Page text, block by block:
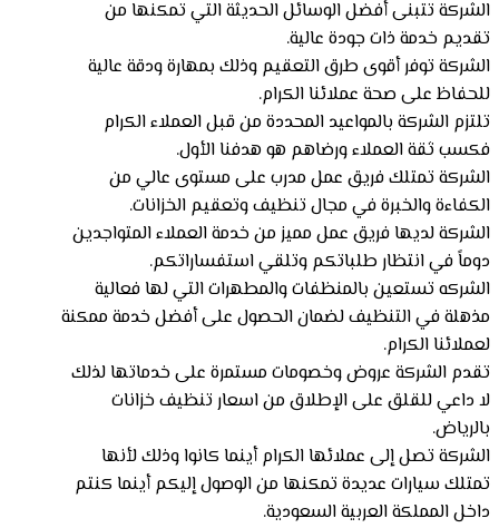
الشركة تتبنى أفضل الوسائل الحديثة التي تمكنها من
تقديم خدمة ذات جودة عالية.
الشركة توفر أقوى طرق التعقيم وذلك بمهارة ودقة عالية
للحفاظ على صحة عملائنا الكرام.
تلتزم الشركة بالمواعيد المحددة من قبل العملاء الكرام
فكسب ثقة العملاء ورضاهم هو هدفنا الأول.
الشركة تمتلك فريق عمل مدرب على مستوى عالي من
الكفاءة والخبرة في مجال تنظيف وتعقيم الخزانات.
الشركة لديها فريق عمل مميز من خدمة العملاء المتواجدين
دوماً في انتظار طلباتكم وتلقي استفساراتكم.
الشركه تستعين بالمنظفات والمطهرات التي لها فعالية
مذهلة في التنظيف لضمان الحصول على أفضل خدمة ممكنة
لعملائنا الكرام.
تقدم الشركة عروض وخصومات مستمرة على خدماتها لذلك
لا داعي للقلق على الإطلاق من اسعار تنظيف خزانات
بالرياض.
الشركة تصل إلى عملائها الكرام أينما كانوا وذلك لأنها
تمتلك سيارات عديدة تمكنها من الوصول إليكم أينما كنتم
داخل المملكة العربية السعودية.